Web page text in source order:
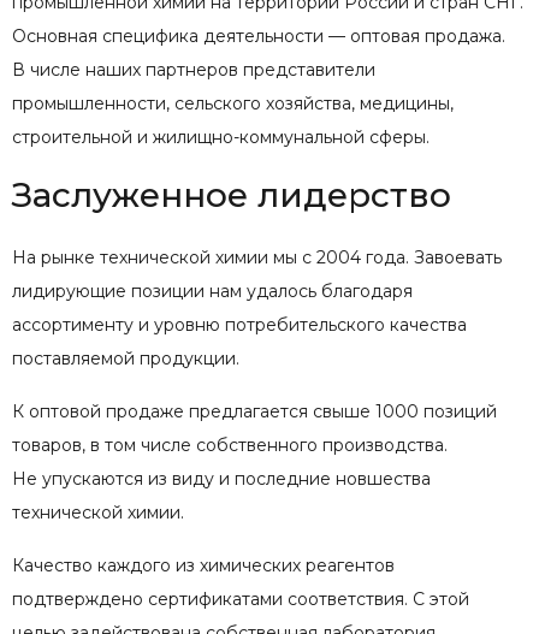
Основная специфика деятельности — оптовая продажа.
В числе наших партнеров представители
промышленности, сельского хозяйства, медицины,
строительной и жилищно-коммунальной сферы.
Заслуженное лидерство
На рынке технической химии мы с 2004 года. Завоевать
лидирующие позиции нам удалось благодаря
ассортименту и уровню потребительского качества
поставляемой продукции.
К оптовой продаже предлагается свыше 1000 позиций
товаров, в том числе собственного производства.
Не упускаются из виду и последние новшества
технической химии.
Качество каждого из химических реагентов
подтверждено сертификатами соответствия. С этой